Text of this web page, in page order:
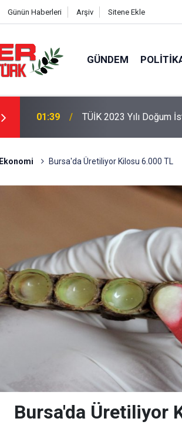
Günün Haberleri Arşiv Sitene Ekle
GÜNDEM
22:47 16 Maddelik Maden
Ekonomi Bursa'da Üretiliyor Kilosu 6.000 TL
Bursa'da Üretiliyor